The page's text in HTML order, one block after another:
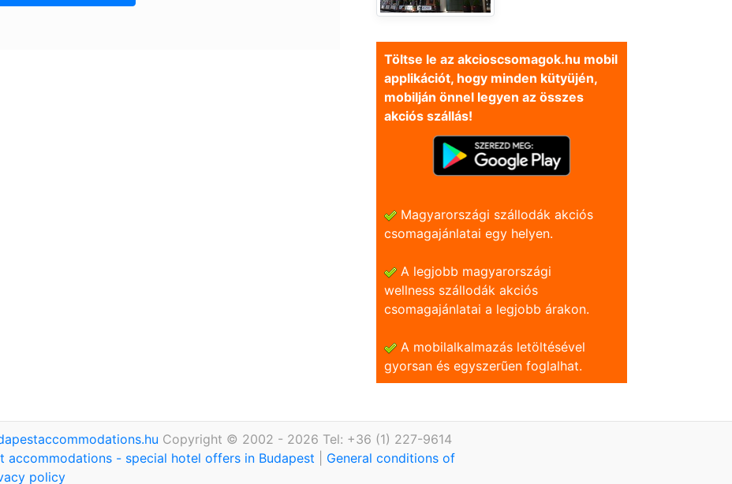
Töltse le az akcioscsomagok.hu mobil
applikációt, hogy minden kütyüjén,
mobilján önnel legyen az összes
akciós szállás!
Magyarországi szállodák akciós
csomagajánlatai egy helyen.
A legjobb magyarországi
wellness szállodák akciós
csomagajánlatai a legjobb árakon.
A mobilalkalmazás letöltésével
gyorsan és egyszerũen foglalhat.
Copyright © 2002 - 2026 Tel: +36 (1) 227-9614
accommodations - special hotel offers in Budapest
General conditions of
policy